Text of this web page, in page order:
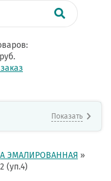
руб.
Показать
ЭМАЛИРОВАННАЯ »
(уп.4)